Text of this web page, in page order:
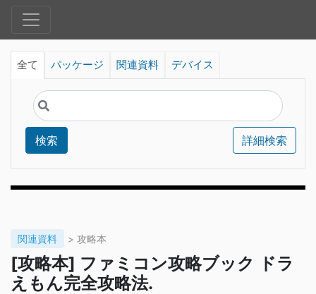
全て パッケージ 関連資料 デバイス
検索 詳細検索
関連資料 > 攻略本
[攻略本] ファミコン攻略ブック ドラ
えもん完全攻略法.